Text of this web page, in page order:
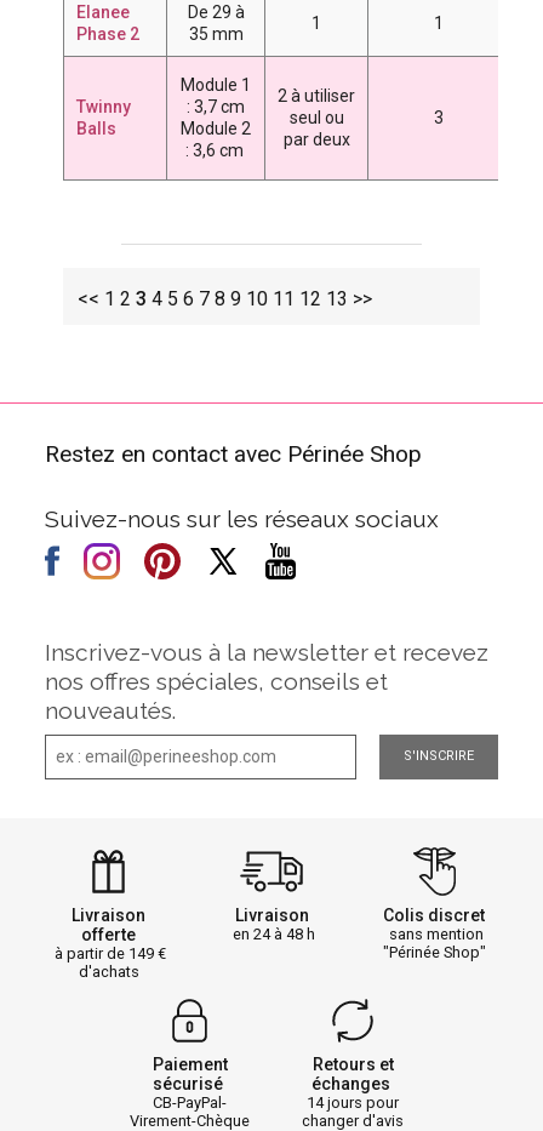
Elanee
Phase 2
De 29 à
35 mm
1 1
Twinny
Balls
Module 1
: 3,7 cm
Module 2
: 3,6 cm
2 à utiliser
seul ou
par deux
3
<< 1 2 3 4 5 6 7 8 9 10 11 12 13 >>
Restez en contact avec Périnée Shop
Suivez-nous sur les réseaux sociaux
Inscrivez-vous à la newsletter et recevez
nos offres spéciales, conseils et
nouveautés.
S'INSCRIRE
Livraison
offerte
à partir de 149
d'achats
Livraison
en 24 à 48 h
Colis discret
sans mention
"Périnée Shop"
Paiement
sécurisé
CB-PayPal-
Virement-Chèque
Retours et
échanges
14 jours pour
changer d'avis